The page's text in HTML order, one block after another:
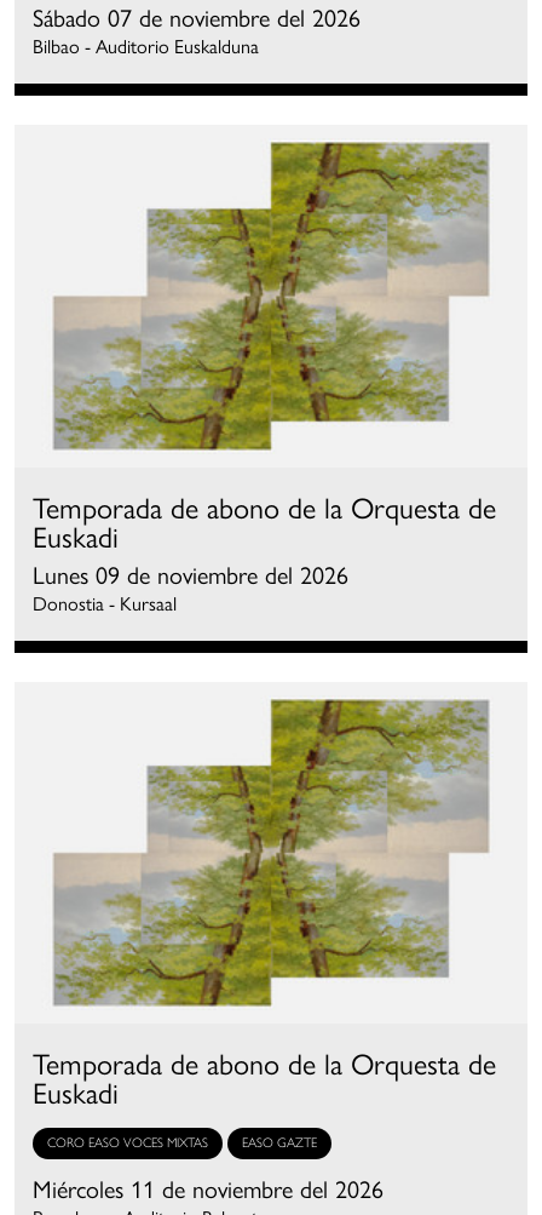
Sábado 07 de noviembre del 2026
Bilbao - Auditorio Euskalduna
Temporada de abono de la Orquesta de
Euskadi
Lunes 09 de noviembre del 2026
Donostia - Kursaal
Temporada de abono de la Orquesta de
Euskadi
CORO EASO VOCES MIXTAS EASO GAZTE
Miércoles 11 de noviembre del 2026